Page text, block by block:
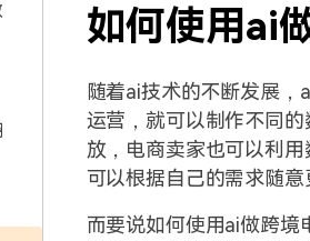
如何使用ai
随着ai技术的不断发展
运营，就可以制作不同
放，电商卖家也可以利
可以根据自己的需求随意
而要说如何使用ai做跨境